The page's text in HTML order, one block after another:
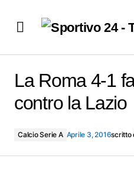
La Roma 4-1
contro la Lazio
Calcio Serie A Aprile 3, 2016scritto